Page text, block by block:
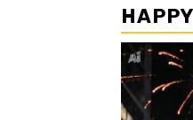
Pemutar
Video